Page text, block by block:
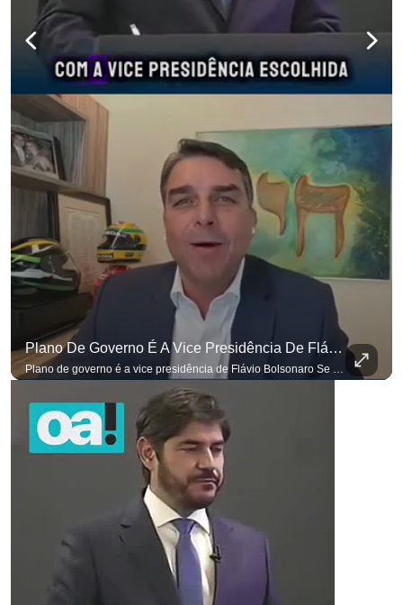
Plano De Governo É A Vice Presidência De Flávio Bolsonaro
Plano de governo é a vice presidência de Flávio Bolsonaro Se você busca informação com credibilidade, inscreva-se agora e ative o
para não perder nenhuma atualização! Ouça O Antagonista nos principais